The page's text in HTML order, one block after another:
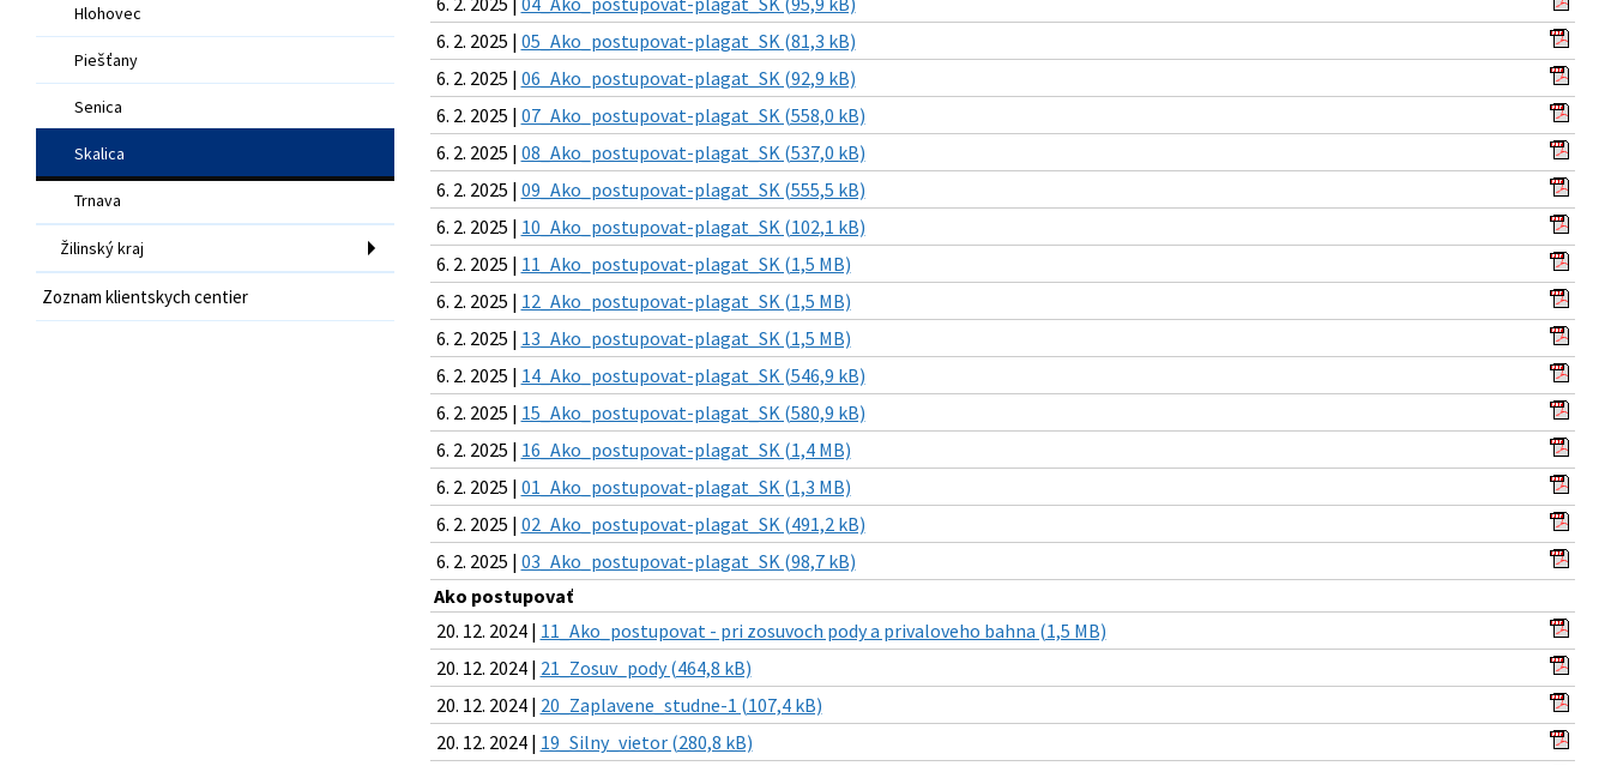
Hlohovec
Piešťany
Senica
Skalica
Trnava
Žilinský kraj
Zoznam klientskych centier
6. 2. 2025 | 05_Ako_postupovat-plagat_SK (81,3 kB)
6. 2. 2025 | 06_Ako_postupovat-plagat_SK (92,9 kB)
6. 2. 2025 | 07_Ako_postupovat-plagat_SK (558,0 kB)
6. 2. 2025 | 08_Ako_postupovat-plagat_SK (537,0 kB)
6. 2. 2025 | 09_Ako_postupovat-plagat_SK (555,5 kB)
6. 2. 2025 | 10_Ako_postupovat-plagat_SK (102,1 kB)
6. 2. 2025 | 11_Ako_postupovat-plagat_SK (1,5 MB)
6. 2. 2025 | 12_Ako_postupovat-plagat_SK (1,5 MB)
6. 2. 2025 | 13_Ako_postupovat-plagat_SK (1,5 MB)
6. 2. 2025 | 14_Ako_postupovat-plagat_SK (546,9 kB)
6. 2. 2025 | 15_Ako_postupovat-plagat_SK (580,9 kB)
6. 2. 2025 | 16_Ako_postupovat-plagat_SK (1,4 MB)
6. 2. 2025 | 01_Ako_postupovat-plagat_SK (1,3 MB)
6. 2. 2025 | 02_Ako_postupovat-plagat_SK (491,2 kB)
6. 2. 2025 | 03_Ako_postupovat-plagat_SK (98,7 kB)
Ako postupovať
20. 12. 2024 | 11_Ako_postupovat - pri zosuvoch pody a privaloveho bahna (1,5 MB)
20. 12. 2024 | 21_Zosuv_pody (464,8 kB)
20. 12. 2024 | 20_Zaplavene_studne-1 (107,4 kB)
20. 12. 2024 | 19_Silny_vietor (280,8 kB)